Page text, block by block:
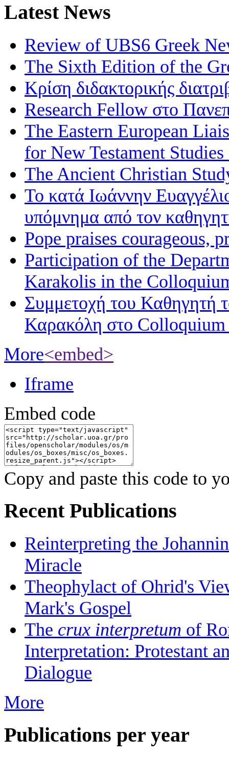
Latest News
Review of UBS6 Greek
The Sixth Edition of the
Κρίση διδακτορικής
Research Fellow στο
The Eastern European
for New Testament
The Ancient Christian
Το κατά Ιωάννην
υπόμνημα από τον
Pope praises courageous,
Participation of the
Karakolis in the
Συμμετοχή του Καθηγητή
Καρακόλη στο Colloquium
More<embed>
Iframe
Embed code
Copy and paste this code to
Recent Publications
Reinterpreting the
Miracle
Theophylact of Ohrid's
Mark's Gospel
The crux interpretum of
Interpretation: Protestant
Dialogue
More
Publications per year